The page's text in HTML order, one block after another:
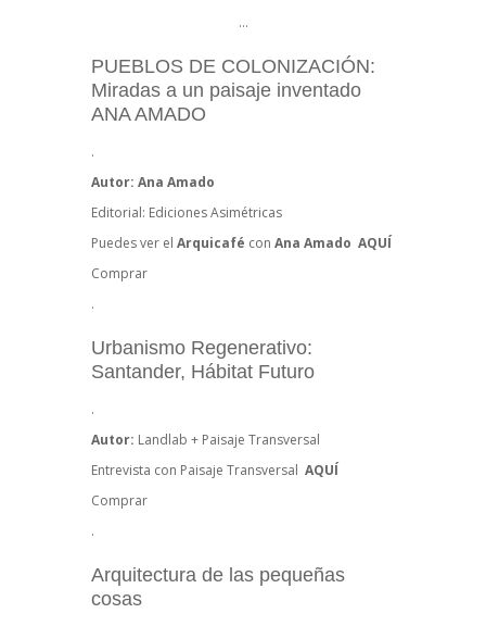
…
PUEBLOS DE COLONIZACIÓN:
Miradas a un paisaje inventado
ANA AMADO
.
Autor: Ana Amado
Editorial: Ediciones Asimétricas
Puedes ver el Arquicafé con Ana Amado AQUÍ
Comprar
.
Urbanismo Regenerativo:
Santander, Hábitat Futuro
.
Autor: Landlab + Paisaje Transversal
Entrevista con Paisaje Transversal AQUÍ
Comprar
.
Arquitectura de las pequeñas
cosas